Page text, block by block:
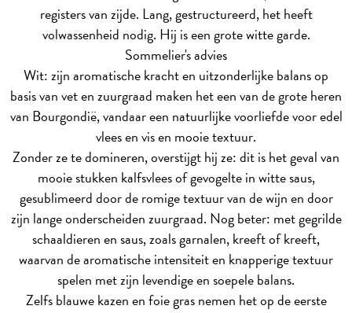
registers van zijde. Lang, gestructureerd, het heeft
volwassenheid nodig. Hij is een grote witte garde.
Sommelier's advies
Wit: zijn aromatische kracht en uitzonderlijke balans op
basis van vet en zuurgraad maken het een van de grote heren
van Bourgondië, vandaar een natuurlijke voorliefde voor edel
vlees en vis en mooie textuur.
Zonder ze te domineren, overstijgt hij ze: dit is het geval van
mooie stukken kalfsvlees of gevogelte in witte saus,
gesublimeerd door de romige textuur van de wijn en door
zijn lange onderscheiden zuurgraad. Nog beter: met gegrilde
schaaldieren en saus, zoals garnalen, kreeft of kreeft,
waarvan de aromatische intensiteit en knapperige textuur
spelen met zijn levendige en soepele balans.
Zelfs blauwe kazen en foie gras nemen het op de eerste